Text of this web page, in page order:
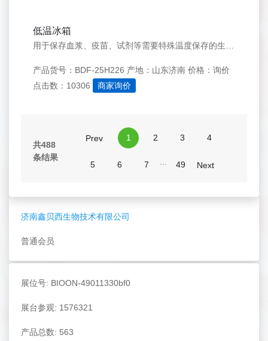
济南鑫贝西生物技术有限公司
普通会员
展位号: BIOON-49011330bf0
展台参观: 1576321
产品总数: 563
低温冰箱
产品货号：BDF-25H226 产地：山东济南 价格：询价
点击数：10306
商家询价
共488
条结果
Prev 1 2 3 4
5 6 7 49 Next